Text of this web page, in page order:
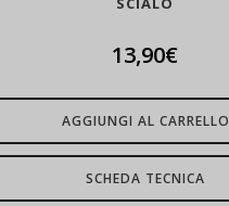
13,90€
AGGIUNGI AL CARRELLO
SCHEDA TECNICA